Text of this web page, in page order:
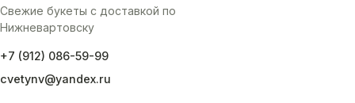
Свежие букеты с доставкой по
Нижневартовску
+7 (912) 086-59-99
cvetynv@yandex.ru